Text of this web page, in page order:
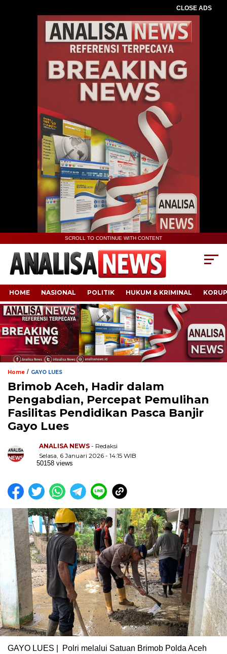
CLOSE ADS
SCROLL TO CONTINUE WITH CONTENT
HOME NASIONAL POLITIK HUKUM & KRIMINAL
Home / GAYO LUES
Brimob Aceh, Hadir dalam
Pengabdian, Percepat Pemulihan
Fasilitas Pendidikan Pasca Banjir
Gayo Lues
ANALISA NEWS - Redaksi
Selasa, 6 Januari 2026 - 14:15 WIB
50158 views
GAYO LUES | Polri melalui Satuan Brimob Polda Aceh